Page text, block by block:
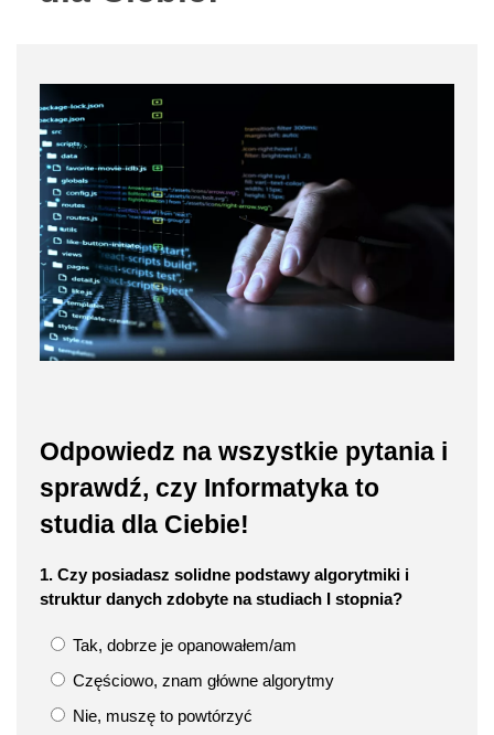
Odpowiedz na wszystkie pytania i
sprawdź, czy Informatyka to
studia dla Ciebie!
1. Czy posiadasz solidne podstawy algorytmiki i
struktur danych zdobyte na studiach I stopnia?
Tak, dobrze je opanowałem/am
Częściowo, znam główne algorytmy
Nie, muszę to powtórzyć